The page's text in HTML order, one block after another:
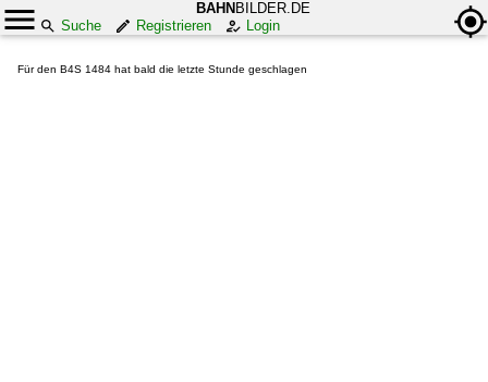
BAHN BILDER.DE
Suche
Registrieren Login
Für den B4S 1484 hat bald die letzte Stunde geschlagen